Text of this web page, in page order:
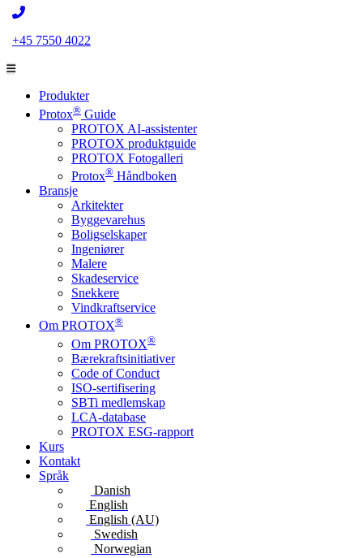
+45 7550 4022
Produkter
Protox® Guide
PROTOX AI-assistenter
PROTOX produktguide
PROTOX Fotogalleri
Protox® Håndboken
Bransje
Arkitekter
Byggevarehus
Boligselskaper
Ingeniører
Malere
Skadeservice
Snekkere
Vindkraftservice
Om PROTOX®
Om PROTOX®
Bærekraftsinitiativer
Code of Conduct
ISO-sertifisering
SBTi medlemskap
LCA-database
PROTOX ESG-rapport
Kurs
Kontakt
Språk
Danish
English
English (AU)
Swedish
Norwegian